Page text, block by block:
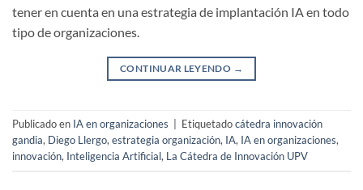
tener en cuenta en una estrategia de implantación IA en todo
tipo de organizaciones.
CONTINUAR LEYENDO →
Publicado en IA en organizaciones Etiquetadocátedra innovación
gandia, Diego Llergo, estrategia organización, IA, IA en organizaciones,
innovación, Inteligencia Artificial, La Cátedra de Innovación UPV